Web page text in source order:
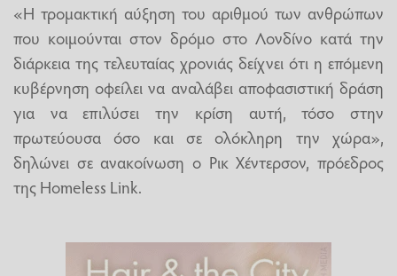
«Η τρομακτική αύξηση του αριθμού των ανθρώπων
που κοιμούνται στον δρόμο στο Λονδίνο κατά την
διάρκεια της τελευταίας χρονιάς δείχνει ότι η επόμενη
κυβέρνηση οφείλει να αναλάβει αποφασιστική δράση
για να επιλύσει την κρίση αυτή, τόσο στην
πρωτεύουσα όσο και σε ολόκληρη την χώρα»,
δηλώνει σε ανακοίνωση ο Ρικ Χέντερσον, πρόεδρος
της Homeless Link.